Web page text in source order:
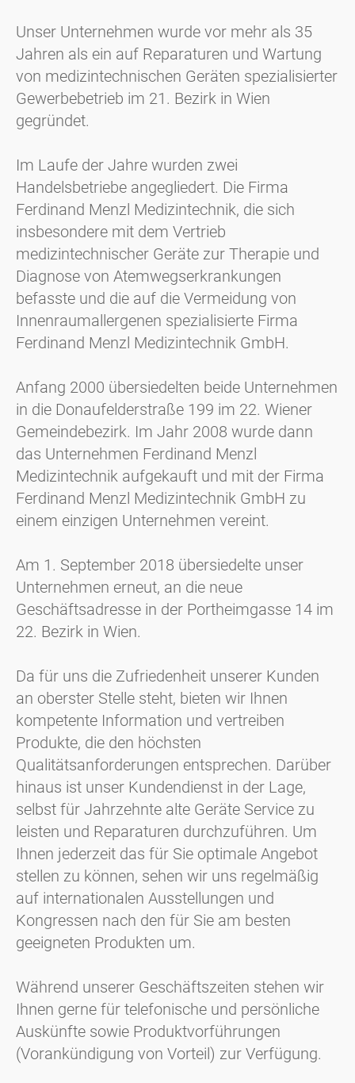
Unser Unternehmen wurde vor mehr als 35
Jahren als ein auf Reparaturen und Wartung
von medizintechnischen Geräten spezialisierter
Gewerbebetrieb im 21. Bezirk in Wien
gegründet.
Im Laufe der Jahre wurden zwei
Handelsbetriebe angegliedert. Die Firma
Ferdinand Menzl Medizintechnik, die sich
insbesondere mit dem Vertrieb
medizintechnischer Geräte zur Therapie und
Diagnose von Atemwegserkrankungen
befasste und die auf die Vermeidung von
Innenraumallergenen spezialisierte Firma
Ferdinand Menzl Medizintechnik GmbH.
Anfang 2000 übersiedelten beide Unternehmen
in die Donaufelderstraße 199 im 22. Wiener
Gemeindebezirk. Im Jahr 2008 wurde dann
das Unternehmen Ferdinand Menzl
Medizintechnik aufgekauft und mit der Firma
Ferdinand Menzl Medizintechnik GmbH zu
einem einzigen Unternehmen vereint.
Am 1. September 2018 übersiedelte unser
Unternehmen erneut, an die neue
Geschäftsadresse in der Portheimgasse 14 im
22. Bezirk in Wien.
Da für uns die Zufriedenheit unserer Kunden
an oberster Stelle steht, bieten wir Ihnen
kompetente Information und vertreiben
Produkte, die den höchsten
Qualitätsanforderungen entsprechen. Darüber
hinaus ist unser Kundendienst in der Lage,
selbst für Jahrzehnte alte Geräte Service zu
leisten und Reparaturen durchzuführen. Um
Ihnen jederzeit das für Sie optimale Angebot
stellen zu können, sehen wir uns regelmäßig
auf internationalen Ausstellungen und
Kongressen nach den für Sie am besten
geeigneten Produkten um.
Während unserer Geschäftszeiten stehen wir
Ihnen gerne für telefonische und persönliche
Auskünfte sowie Produktvorführungen
(Vorankündigung von Vorteil) zur Verfügung.